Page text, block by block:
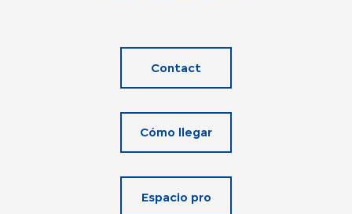
Contact
Cómo llegar
Espacio pro